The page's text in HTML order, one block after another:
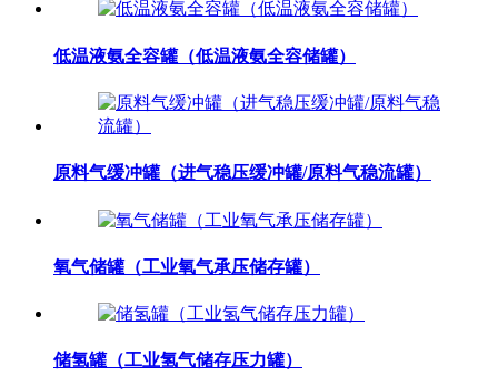
低温液氨全容罐（低温液氨全容储罐）
原料气缓冲罐（进气稳压缓冲罐/原料气稳流罐）
氧气储罐（工业氧气承压储存罐）
储氢罐（工业氢气储存压力罐）